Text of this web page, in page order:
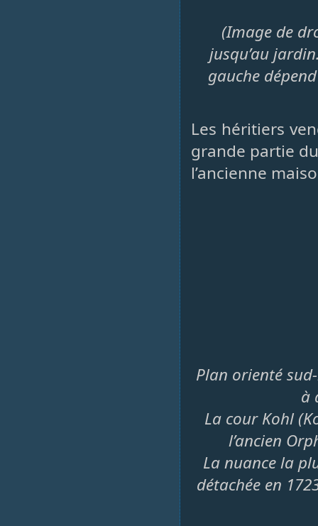
(Image de
jusqu’au
gauche
Les héritiers
grande partie
l’ancienne
Plan orienté
à
La cour Kohl (
l’ancien
La nuance la
détachée en